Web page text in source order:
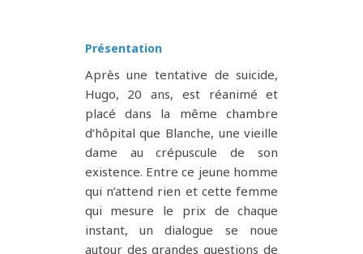
Présentation
Après une tentative de suicide,
Hugo, 20 ans, est réanimé et
placé dans la même chambre
d’hôpital que Blanche, une vieille
dame au crépuscule de son
existence. Entre ce jeune homme
qui n’attend rien et cette femme
qui mesure le prix de chaque
instant, un dialogue se noue
autour des grandes questions de